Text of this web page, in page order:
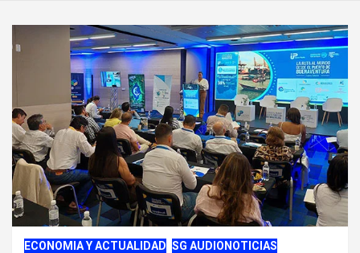
content
ECONOMIA Y ACTUALIDAD SG AUDIONOTICIAS